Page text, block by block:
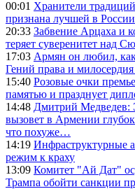
00:01 Хранители
признана лучшей в России
20:33 Забвение Арцаха и
теряет суверенитет над
17:03 Армян он любил,
Гений права и
15:40 Розовые очки
памятью и празднует
14:48 Дмитрий Медведев:
вызовет в Армении
что похуже…
14:19 Инфраструктурные
режим к краху
13:09 Комитет "Ай Дат"
Трампа обойти санкции